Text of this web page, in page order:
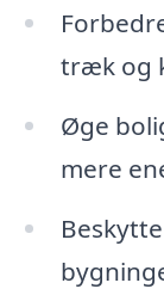
træk og
Øge
mere